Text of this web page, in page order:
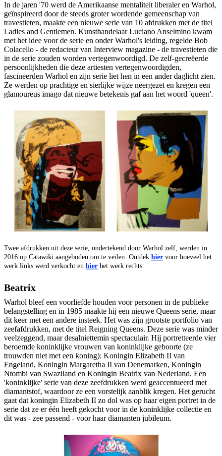
In de jaren '70 werd de Amerikaanse mentaliteit liberaler en Warhol,
geïnspireerd door de steeds groter wordende gemeenschap van
travestieten, maakte een nieuwe serie van 10 afdrukken met de titel
Ladies and Gentlemen. Kunsthandelaar Luciano Anselmino kwam
met het idee voor de serie en onder Warhol's leiding, regelde Bob
Colacello - de redacteur van Interview magazine - de travestieten die
in de serie zouden worden vertegenwoordigd. De zelf-gecreëerde
persoonlijkheden die deze artiesten vertegenwoordigden,
fascineerden Warhol en zijn serie liet hen in een ander daglicht zien.
Ze werden op prachtige en sierlijke wijze neergezet en kregen een
glamoureus imago dat nieuwe betekenis gaf aan het woord 'queen'.
Twee afdrukken uit deze serie, ondertekend door Warhol zelf, werden in
2016 op Catawiki aangeboden om te veilen. Ontdek hier voor hoeveel het
werk links werd verkocht en hier het werk rechts.
Beatrix
Warhol bleef een voorliefde houden voor personen in de publieke
belangstelling en in 1985 maakte hij een nieuwe Queens serie, maar
dit keer met een andere insteek. Het was zijn grootste portfolio van
zeefafdrukken, met de titel Reigning Queens. Deze serie was minder
veelzeggend, maar desalniettemin spectaculair. Hij portretteerde vier
beroemde koninklijke vrouwen van koninklijke geboorte (ze
trouwden niet met een koning): Koningin Elizabeth II van
Engeland, Koningin Margaretha II van Denemarken, Koningin
Ntombi van Swaziland en Koningin Beatrix van Nederland. Een
'koninklijke' serie van deze zeefdrukken werd geaccentueerd met
diamantstof, waardoor ze een vorstelijk aanblik kregen. Het gerucht
gaat dat koningin Elizabeth II zo dol was op haar eigen portret in de
serie dat ze er één heeft gekocht voor in de koninklijke collectie en
dit was - zee passend - voor haar diamanten jubileum.